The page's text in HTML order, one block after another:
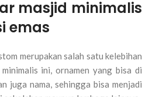
masjid minimalis
emas
merupakan salah satu kelebihan
ini, ornamen yang bisa di
juga nama, sehingga bisa menjadi